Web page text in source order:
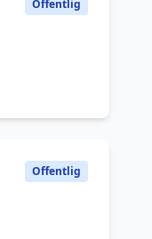
Offentlig
Offentlig